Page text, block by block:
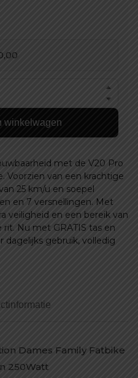
winkelwagen
met de V20 Pro
Voorzien van een krachtige
25 km/u en soepel
en 7 versnellingen. Met
veiligheid en een bereik van
Nu met GRATIS tas en
dagelijks gebruik, volledig
Dames Family Fatbike
250Watt